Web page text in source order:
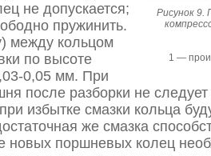
Рисунок 9.
1 —
не допускается;
пружинить.
между кольцом
по высоте
0,05 мм. При
после разборки не
избытке смазки кольца
же смазка
новых поршневых колец